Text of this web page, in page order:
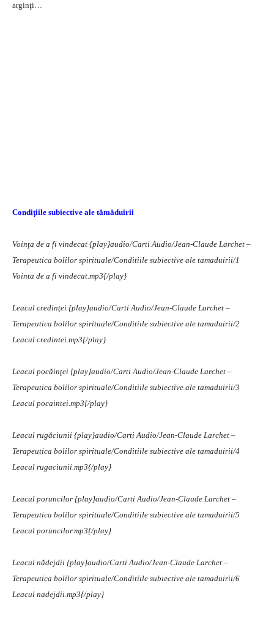
arginţi…
Condiţiile subiective ale tămăduirii
Voinţa de a fi vindecat {play}audio/Carti Audio/Jean-Claude Larchet –
Terapeutica bolilor spirituale/Conditiile subiective ale tamaduirii/1
Vointa de a fi vindecat.mp3{/play}
Leacul credinţei {play}audio/Carti Audio/Jean-Claude Larchet –
Terapeutica bolilor spirituale/Conditiile subiective ale tamaduirii/2
Leacul credintei.mp3{/play}
Leacul pocăinţei {play}audio/Carti Audio/Jean-Claude Larchet –
Terapeutica bolilor spirituale/Conditiile subiective ale tamaduirii/3
Leacul pocaintei.mp3{/play}
Leacul rugăciunii {play}audio/Carti Audio/Jean-Claude Larchet –
Terapeutica bolilor spirituale/Conditiile subiective ale tamaduirii/4
Leacul rugaciunii.mp3{/play}
Leacul poruncilor {play}audio/Carti Audio/Jean-Claude Larchet –
Terapeutica bolilor spirituale/Conditiile subiective ale tamaduirii/5
Leacul poruncilor.mp3{/play}
Leacul nădejdii {play}audio/Carti Audio/Jean-Claude Larchet –
Terapeutica bolilor spirituale/Conditiile subiective ale tamaduirii/6
Leacul nadejdii.mp3{/play}